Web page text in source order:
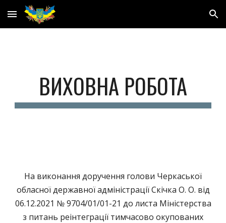
Skip to main content Skip to navigation
ВИХОВНА РОБОТА
На виконання доручення голови Черкаської
обласної державної адміністрації Скічка О. О. від
06.12.2021 № 9704/01/01-21 до листа Міністерства
з питань реінтеграції тимчасово окупованих